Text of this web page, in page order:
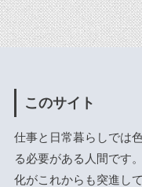
このサイト
仕事と日常暮らしでは
る必要がある人間です
化がこれからも突進し